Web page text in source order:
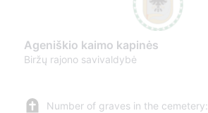
Ageniškio kaimo kapinės
Biržų rajono savivaldybė
Number of graves in the cemetery: